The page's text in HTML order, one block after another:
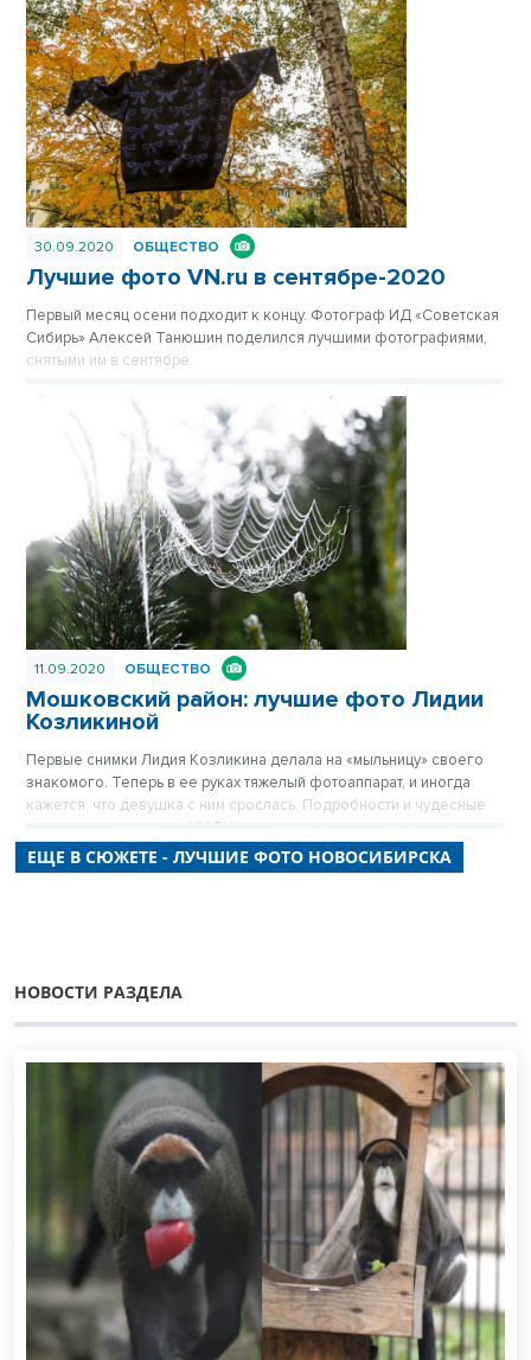
корреспонденты VN.ru. И подсчитали, кого из фотографов
профессионалы называли в числе лучших чаще всего.
Публикуется повторно в рубрике «Лучшие материалы VN.RU
2020».
30.09.2020 ОБЩЕСТВО
Лучшие фото VN.ru в сентябре-2020
Первый месяц осени подходит к концу. Фотограф ИД «Советская
Сибирь» Алексей Танюшин поделился лучшими фотографиями,
снятыми им в сентябре.
11.09.2020 ОБЩЕСТВО
Мошковский район: лучшие фото Лидии
Козликиной
Первые снимки Лидия Козликина делала на «мыльницу» своего
знакомого. Теперь в ее руках тяжелый фотоаппарат, и иногда
кажется, что девушка с ним срослась. Подробности и чудесные
снимки — в материале VN.RU.
ЕЩЕ В СЮЖЕТЕ - ЛУЧШИЕ ФОТО НОВОСИБИРСКА
НОВОСТИ РАЗДЕЛА